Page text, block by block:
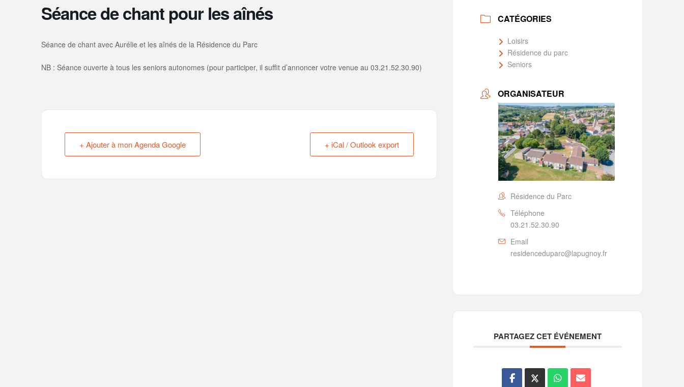
Séance de chant pour les aînés
Séance de chant avec Aurélie et les aînés de la Résidence du Parc
NB : Séance ouverte à tous les seniors autonomes (pour participer, il suffit d’annoncer votre venue au 03.21.52.30.90)
+ Ajouter à mon Agenda Google + iCal / Outlook export
CATÉGORIES
Loisirs
Résidence du parc
Seniors
ORGANISATEUR
Résidence du Parc
Téléphone
03.21.52.30.90
Email
residenceduparc@lapugnoy.fr
PARTAGEZ CET ÉVÉNEMENT